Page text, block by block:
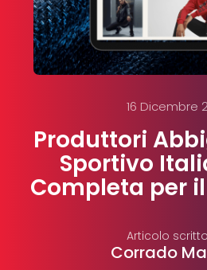
16 Dicembre
Produttori
Sportivo
Completa per
Articolo
Corrado